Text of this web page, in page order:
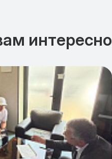
интересно